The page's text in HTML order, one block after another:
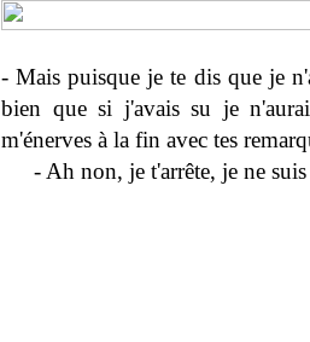
- Mais puisque je te dis que je
bien que si j'avais su je
m'énerves à la fin avec tes
- Ah non, je t'arrête, je ne